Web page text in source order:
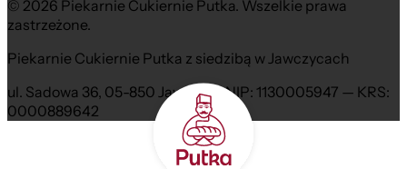
© 2026 Piekarnie Cukiernie Putka. Wszelkie prawa
zastrzeżone.
Piekarnie Cukiernie Putka z siedzibą w Jawczycach
ul. Sadowa 36, 05-850 Jawczyce NIP: 1130005947 — KRS:
0000889642